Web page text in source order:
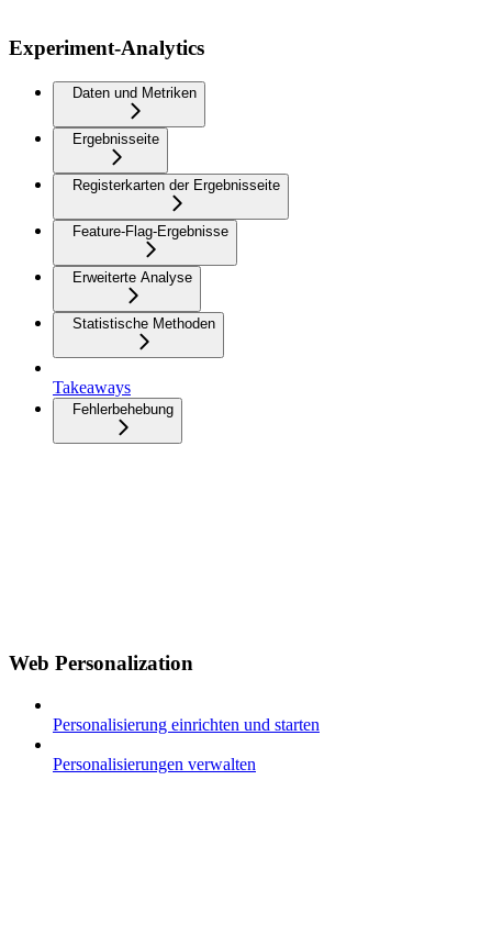
Experiment-Analytics
Daten und Metriken
Ergebnisseite
Registerkarten der Ergebnisseite
Feature-Flag-Ergebnisse
Erweiterte Analyse
Statistische Methoden
Takeaways
Fehlerbehebung
Web Personalization
Personalisierung einrichten und starten
Personalisierungen verwalten